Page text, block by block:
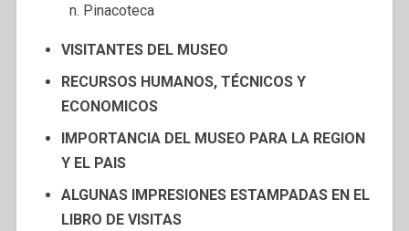
Pinacoteca
VISITANTES DEL MUSEO
RECURSOS HUMANOS, TÉCNICOS Y
ECONOMICOS
IMPORTANCIA DEL MUSEO PARA LA REGION
Y EL PAIS
ALGUNAS IMPRESIONES ESTAMPADAS EN EL
LIBRO DE VISITAS